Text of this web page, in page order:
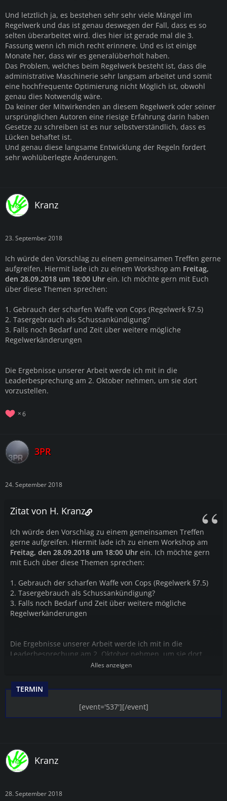
Und letztlich ja, es bestehen sehr sehr viele Mängel im
Regelwerk und das ist genau deswegen der Fall, dass es so
selten überarbeitet wird. dies hier ist gerade mal die 3.
Fassung wenn ich mich recht erinnere. Und es ist einige
Monate her, dass wir es generalüberholt haben.
Das Problem, welches beim Regelwerk besteht ist, dass die
administrative Maschinerie sehr langsam arbeitet und somit
eine hochfrequente Optimierung nicht Möglich ist, obwohl
genau dies Notwendig wäre.
Da keiner der Mitwirkenden an diesem Regelwerk oder seiner
ursprünglichen Autoren eine riesige Erfahrung darin haben
Gesetze zu schreiben ist es nur selbstverständlich, dass es
Lücken behaftet ist.
Und genau diese langsame Entwicklung der Regeln fordert
sehr wohlüberlegte Änderungen.
Kranz
23. September 2018
Ich würde den Vorschlag zu einem gemeinsamen Treffen gerne
aufgreifen. Hiermit lade ich zu einem Workshop am Freitag,
den 28.09.2018 um 18:00 Uhr ein. Ich möchte gern mit Euch
über diese Themen sprechen:
1. Gebrauch der scharfen Waffe von Cops (Regelwerk §7.5)
2. Tasergebrauch als Schussankündigung?
3. Falls noch Bedarf und Zeit über weitere mögliche
Regelwerkänderungen
Die Ergebnisse unserer Arbeit werde ich mit in die
Leaderbesprechung am 2. Oktober nehmen, um sie dort
vorzustellen.
6
3PR
24. September 2018
Zitat von H. Kranz
Ich würde den Vorschlag zu einem gemeinsamen Treffen
gerne aufgreifen. Hiermit lade ich zu einem Workshop am
Freitag, den 28.09.2018 um 18:00 Uhr ein. Ich möchte gern
mit Euch über diese Themen sprechen:
1. Gebrauch der scharfen Waffe von Cops (Regelwerk §7.5)
2. Tasergebrauch als Schussankündigung?
3. Falls noch Bedarf und Zeit über weitere mögliche
Regelwerkänderungen
Die Ergebnisse unserer Arbeit werde ich mit in die
Leaderbesprechung am 2. Oktober nehmen, um sie dort
Alles anzeigen
TERMIN
[event='537'][/event]
Kranz
28. September 2018